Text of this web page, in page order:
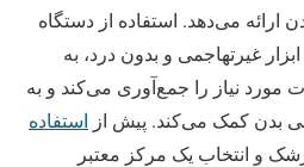
ارائه می‌دهد. استفاده از دستگاه
ابزار غیرتهاجمی و بدون درد، به
مورد نیاز را جمع‌آوری می‌کند و به
بدن کمک می‌کند. پیش از استفاده
و انتخاب یک مرکز معتبر